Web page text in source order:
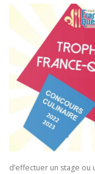
INTRANET
d’effectuer un stage